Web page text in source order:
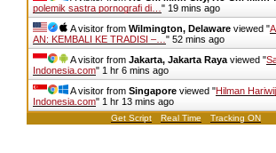
polemik sastra pornografi di… " 19 mins ago
A visitor from Wilmington, Delaware viewed "
AN: KEMBALI KE TRADISI –… " 52 mins ago
A visitor from Jakarta, Jakarta Raya viewed "
Indonesia.com" 1 hr 6 mins ago
A visitor from Singapore viewed "Hilman
Indonesia.com" 1 hr 13 mins ago
Get Script Real Time Tracking ON